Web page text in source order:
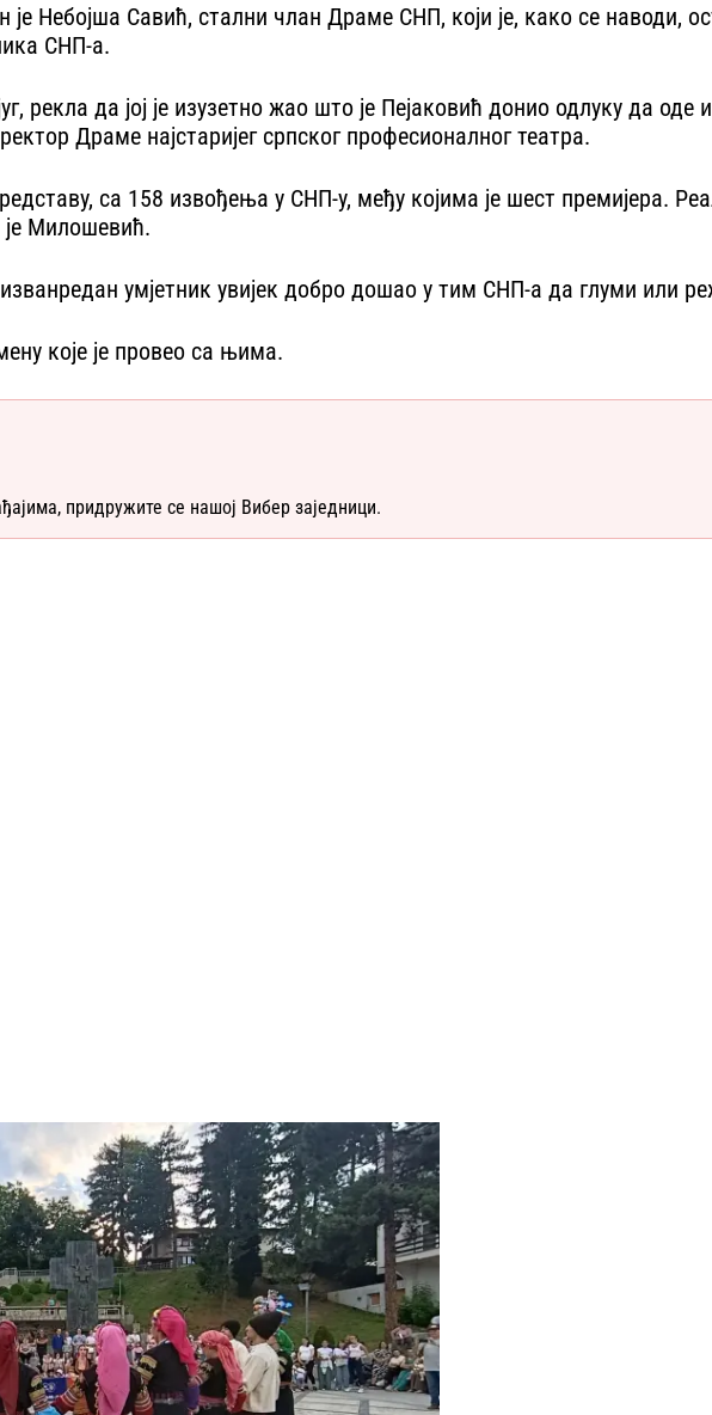
Небојша Савић, стални члан Драме СНП, који је, како се наводи,
СНП-а.
рекла да јој је изузетно жао што је Пејаковић донио одлуку да
Драме најстаријег српског професионалног театра.
са 158 извођења у СНП-у, међу којима је шест премијера.
је Милошевић.
умјетник увијек добро дошао у тим СНП-а да глуми или
које је провео са њима.
придружите се нашој Вибер заједници.